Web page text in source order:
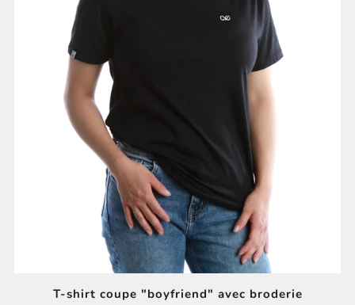
T-shirt coupe "boyfriend" avec broderie